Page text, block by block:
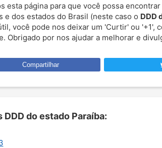
esta página para que você possa
e dos estados do Brasil (neste caso o DDD
você pode nos deixar um 'Curtir' ou '+1',
Obrigado por nos ajudar a melhorar e
Compartilhar
DDD do estado Paraíba: